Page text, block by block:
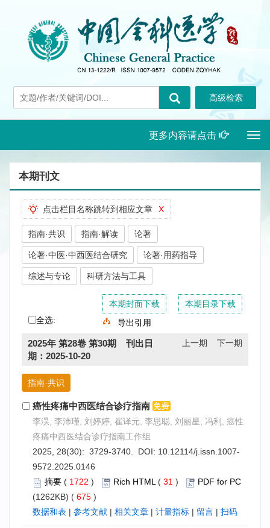
更多内容请点击
本期刊文
点击栏目名称跳转到相应文章 X
指南·共识 指南·解读 论著
论著·中医·中西医结合研究 论著·用药指导
综述与专论 科研方法与工具
本期目录下载
本期封面下载
全选:
导出引用
2025年 第28卷 第30期 刊出日
期：2025-10-20
上一期 下一期
指南·共识
癌性疼痛中西医结合诊疗指南
李淏, 李沛瑾, 刘婷婷, 崔译元, 李思聪, 刘丽星, 冯利, 癌性
疼痛中西医结合诊疗指南工作组
2025, 28(30): 3729-3740. DOI: 10.12114/j.issn.1007-
9572.2025.0146
摘要 ( 1722 ) Rich HTML( 31 )
PDF for PC
(1262KB) ( 675 )
数据和表 | 参考文献 | 相关文章 | 计量指标 | 留言 | 扫码